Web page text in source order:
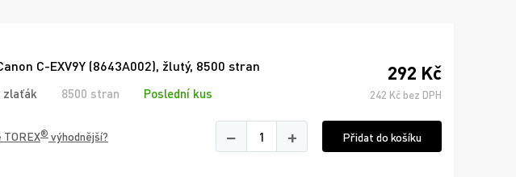
C-EXV9Y (8643A002), žlutý, 8500 stran
zlaťák 8500 stran Poslední kus
292 Kč
242 Kč bez DPH
TOREX® výhodnější? − + Přidat do košíku